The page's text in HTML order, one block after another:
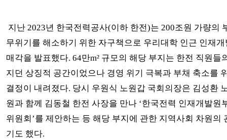
지난 2023년 한국전력공사(이하 한전)는 200조원 가량의
무위기를 해소하기 위한 자구책으로 우리대학 인근 인재
매각을 발표했다. 64만m² 규모의 해당 부지는 한전 직원들
지던 상징적 공간이었으나 경영 위기 극복과 부채 축소를
결정이 내려졌다. 당시 우원식 노원갑 국회의장은 김성환
원과 함께 김동철 한전 사장을 만나 ‘한국전력 인재개발원
위원회’를 제안하는 등 해당 부지에 관한 지역사회 차원의
기도 했다.